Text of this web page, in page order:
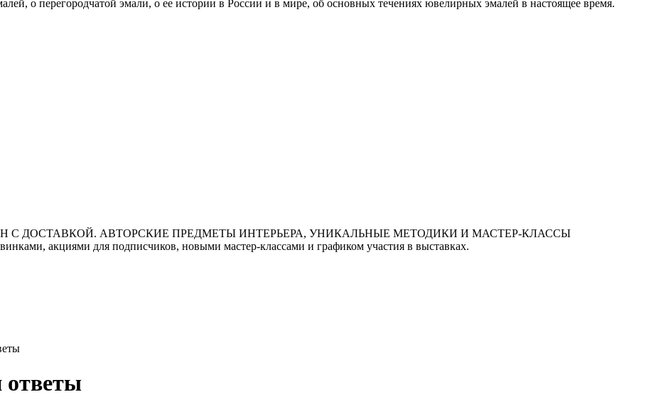
о перегородчатой эмали, о ее истории в России и в мире, об основных течениях ювелирных эмалей в настоящее время.
акциями для подписчиков, новыми мастер-классами и графиком участия в выставках.
ответы